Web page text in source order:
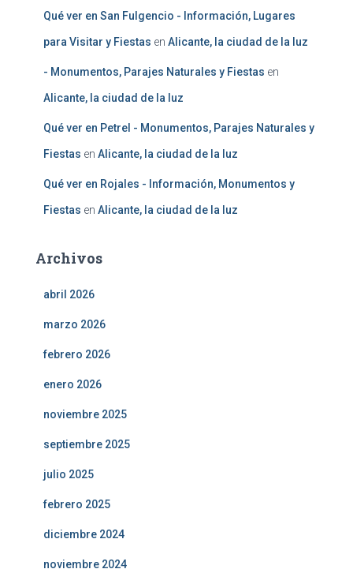
Qué ver en San Fulgencio - Información, Lugares
para Visitar y Fiestas en Alicante, la ciudad de la luz
- Monumentos, Parajes Naturales y Fiestas en
Alicante, la ciudad de la luz
Qué ver en Petrel - Monumentos, Parajes Naturales y
Fiestas en Alicante, la ciudad de la luz
Qué ver en Rojales - Información, Monumentos y
Fiestas en Alicante, la ciudad de la luz
Archivos
abril 2026
marzo 2026
febrero 2026
enero 2026
noviembre 2025
septiembre 2025
julio 2025
febrero 2025
diciembre 2024
noviembre 2024